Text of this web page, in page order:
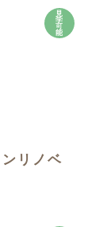
見
学
可
能
リノベ